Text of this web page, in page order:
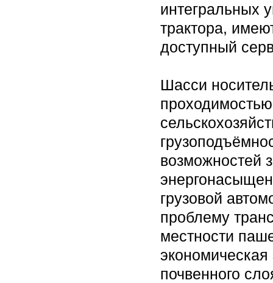
интегральных
трактора,
доступный
Шасси
возможностей
грузовой
проблему
местности
почвенного